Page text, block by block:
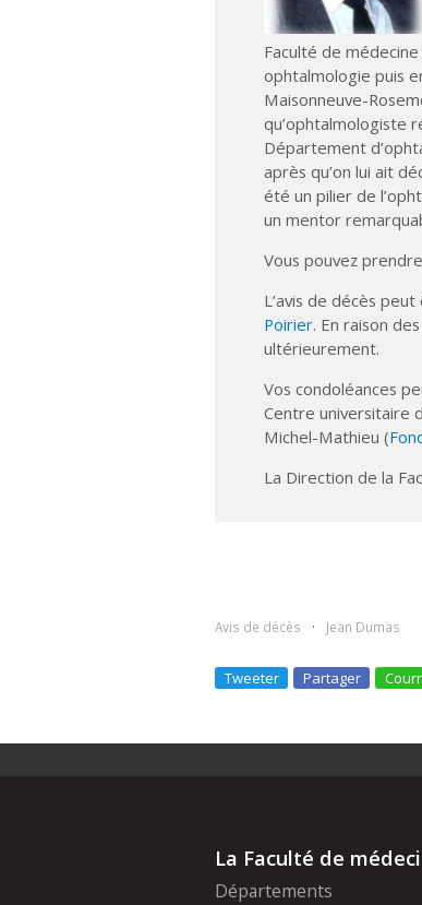
Faculté de médecine
ophtalmologie puis
Maisonneuve-
qu’ophtalmologiste
Département
après qu’on lui ait
été un pilier de
un mentor
Vous pouvez
L’avis de décès
Poirier. En raison
ultérieurement.
Vos condoléances
Centre universitaire
Michel-Mathieu (
La Direction de la
Avis de décès Jean Dumas
Tweeter Partager
La Faculté de
Départements